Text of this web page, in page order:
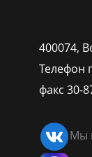
400074,
Телефон
факс 30-
Мы